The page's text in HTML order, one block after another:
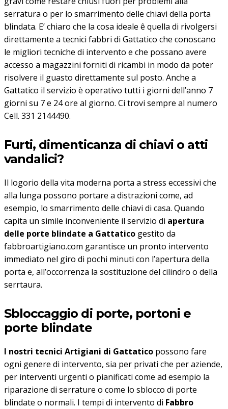
serratura o per lo smarrimento delle chiavi della porta
blindata. E’ chiaro che la cosa ideale ê quella di rivolgersi
direttamente a tecnici fabbri di Gattatico che conoscano
le migliori tecniche di intervento e che possano avere
accesso a magazzini forniti di ricambi in modo da poter
risolvere il guasto direttamente sul posto. Anche a
Gattatico il servizio è operativo tutti i giorni dell’anno 7
giorni su 7 e 24 ore al giorno. Ci trovi sempre al numero
Cell. 331 2144490.
Furti, dimenticanza di chiavi o atti
vandalici?
Il logorio della vita moderna porta a stress eccessivi che
alla lunga possono portare a distrazioni come, ad
esempio, lo smarrimento delle chiavi di casa. Quando
capita un simile inconveniente il servizio di apertura
delle porte blindate a Gattatico gestito da
fabbroartigiano.com garantisce un pronto intervento
immediato nel giro di pochi minuti con l’apertura della
porta e, all’occorrenza la sostituzione del cilindro o della
serrtaura.
Sbloccaggio di porte, portoni e
porte blindate
I nostri tecnici Artigiani di Gattatico possono fare
ogni genere di intervento, sia per privati che per aziende,
per interventi urgenti o pianificati come ad esempio la
riparazione di serrature o come lo sblocco di porte
blindate o normali. I tempi di intervento di Fabbro